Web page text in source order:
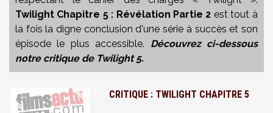
Twilight Chapitre 5 : Révélation Partie 2 est tout à
la fois la digne conclusion d'une série à succès et son
épisode le plus accessible. Découvrez ci-dessous
notre critique de Twilight 5.
CRITIQUE : TWILIGHT CHAPITRE 5